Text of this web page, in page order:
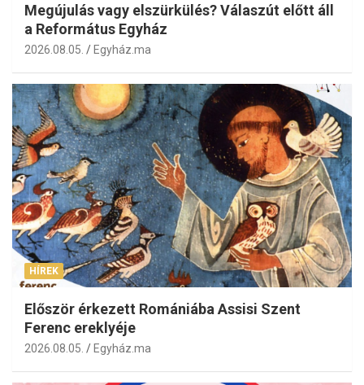
Megújulás vagy elszürkülés? Válaszút előtt áll
a Református Egyház
2026.08.05. Egyház.ma
HÍREK
Először érkezett Romániába Assisi Szent
Ferenc ereklyéje
2026.08.05. Egyház.ma